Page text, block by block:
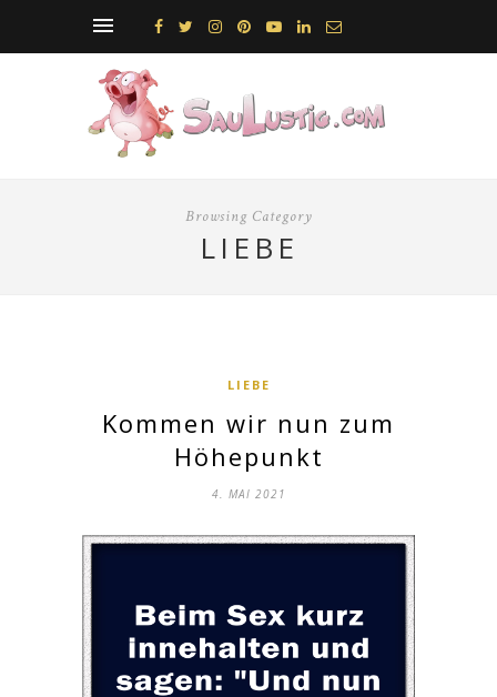
Browsing Category
LIEBE
LIEBE
Kommen wir nun zum
Höhepunkt
4. MAI 2021